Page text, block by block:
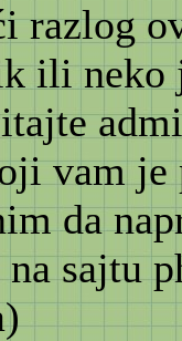
razlog
ili neko
vam je
da
na sajtu